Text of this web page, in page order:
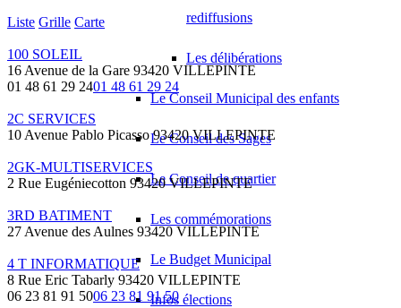
rediffusions
Les délibérations
Le Conseil Municipal des enfants
Le Conseil des Sages
Le Conseil de quartier
Les commémorations
Le Budget Municipal
Infos élections
Liste Grille Carte
100 SOLEIL
16 Avenue de la Gare 93420 VILLEPINTE
01 48 61 29 2401 48 61 29 24
2C SERVICES
10 Avenue Pablo Picasso 93420 VILLEPINTE
2GK-MULTISERVICES
2 Rue Eugéniecotton 93420 VILLEPINTE
3RD BATIMENT
27 Avenue des Aulnes 93420 VILLEPINTE
4 T INFORMATIQUE
8 Rue Eric Tabarly 93420 VILLEPINTE
06 23 81 91 5006 23 81 91 50